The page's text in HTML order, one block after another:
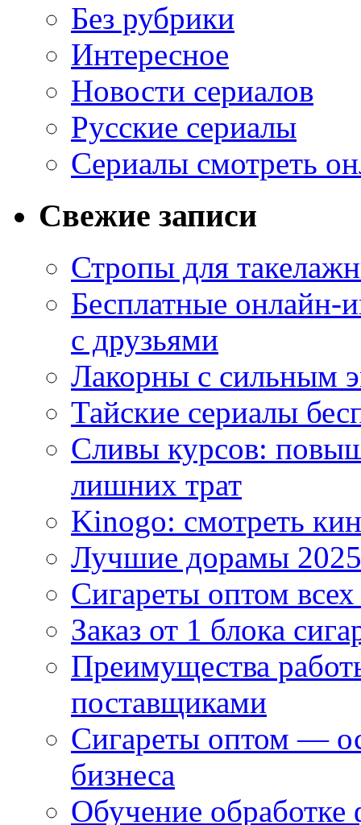
Без рубрики
Интересное
Новости сериалов
Русские сериалы
Сериалы смотреть
Свежие записи
Стропы для
Бесплатные
с друзьями
Лакорны с сильным
Тайские сериалы
Сливы курсов:
лишних трат
Kinogo: смотреть
Лучшие дорамы
Сигареты оптом
Заказ от 1 блока
Преимущества
поставщиками
Сигареты оптом —
бизнеса
Обучение